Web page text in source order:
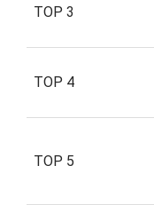
TOP 3
TOP 4
TOP 5